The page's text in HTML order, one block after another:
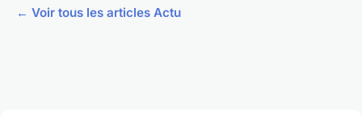
← Voir tous les articles Actu